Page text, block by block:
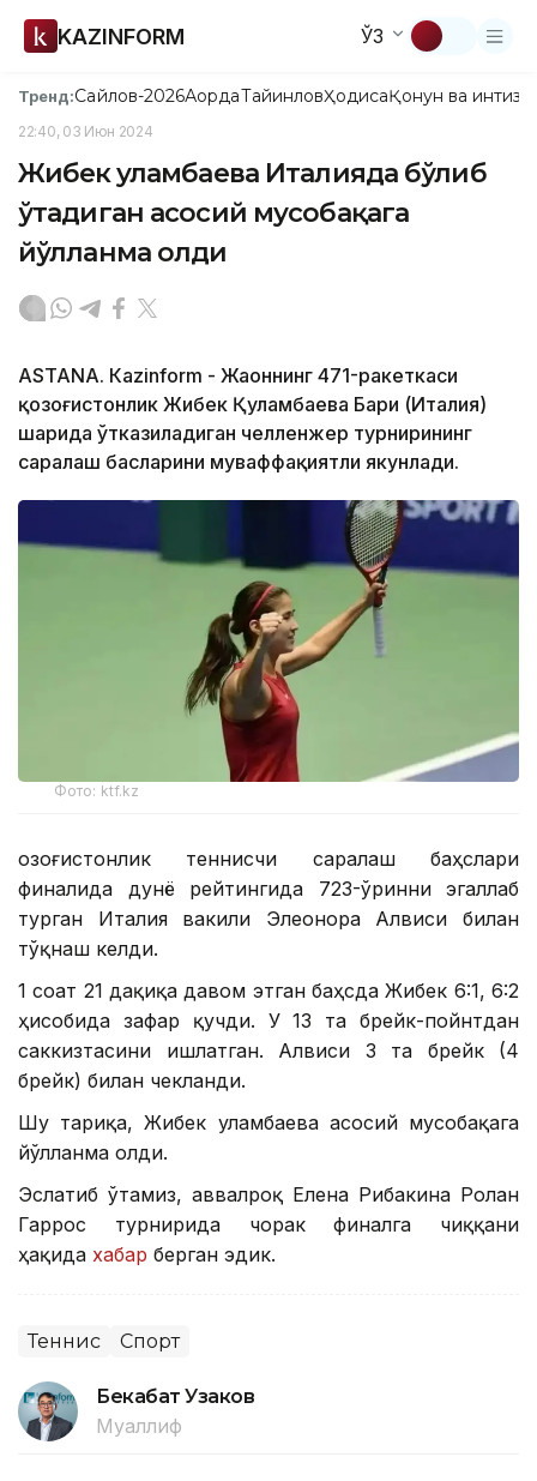
KAZINFORM ЎЗ
Тренд:Сайлов-2026АқордаТайинловҲодисаҚонун ва
22:40, 03 Июн 2024
Жибек Қуламбаева Италияда бўлиб
ўтадиган асосий мусобақага
йўлланма олди
ASTANА. Кazinform - Жаҳоннинг 471-ракеткаси
қозоғистонлик Жибек Қуламбаева Бари (Италия)
шаҳрида ўтказиладиган челленжер турнирининг
саралаш баҳсларини муваффақиятли якунлади.
Фото: ktf.kz
Қозоғистонлик теннисчи саралаш баҳслари
финалида дунё рейтингида 723-ўринни эгаллаб
турган Италия вакили Элеонора Алвиси билан
тўқнаш келди.
1 соат 21 дақиқа давом этган баҳсда Жибек 6:1, 6:2
ҳисобида зафар қучди. У 13 та брейк-пойнтдан
саккизтасини ишлатган. Алвиси 3 та брейк (4
брейк) билан чекланди.
Шу тариқа, Жибек Қуламбаева асосий мусобақага
йўлланма олди.
Эслатиб ўтамиз, аввалроқ Елена Рибакина Ролан
Гаррос турнирида чорак финалга чиққани
ҳақида хабар берган эдик.
Теннис Спорт
Бекабат Узаков
Муаллиф